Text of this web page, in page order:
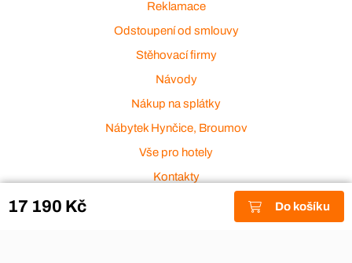
17 190 Kč Do košíku
Reklamace
Odstoupení od smlouvy
Stěhovací firmy
Návody
Nákup na splátky
Nábytek Hynčice, Broumov
Vše pro hotely
Kontakty
Přijímáme platební karty